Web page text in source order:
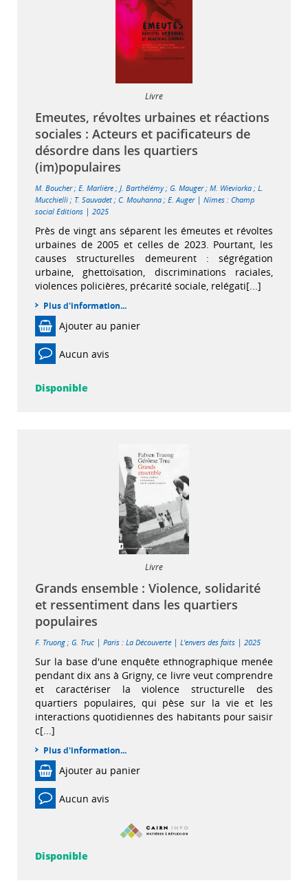
Livre
Emeutes, révoltes urbaines et réactions
sociales : Acteurs et pacificateurs de
désordre dans les quartiers
(im)populaires
M. Boucher; E. Marlière ; J. Barthélémy; G. Mauger; M. Wieviorka ; L.
Mucchielli ; T. Sauvadet ; C. Mouhanna ; E. Auger | Nîmes : Champ
social Editions | 2025
Près de vingt ans séparent les émeutes et révoltes
urbaines de 2005 et celles de 2023. Pourtant, les
causes structurelles demeurent : ségrégation
urbaine, ghettoïsation, discriminations raciales,
violences policières, précarité sociale, relégati[...]
Plus d'information...
Ajouter au panier
Aucun avis
Disponible
Livre
Grands ensemble : Violence, solidarité
et ressentiment dans les quartiers
populaires
F. Truong ; G. Truc | Paris : La Découverte | L'envers des faits | 2025
Sur la base d'une enquête ethnographique menée
pendant dix ans à Grigny, ce livre veut comprendre
et caractériser la violence structurelle des
quartiers populaires, qui pèse sur la vie et les
interactions quotidiennes des habitants pour saisir
c[...]
Plus d'information...
Ajouter au panier
Aucun avis
Disponible